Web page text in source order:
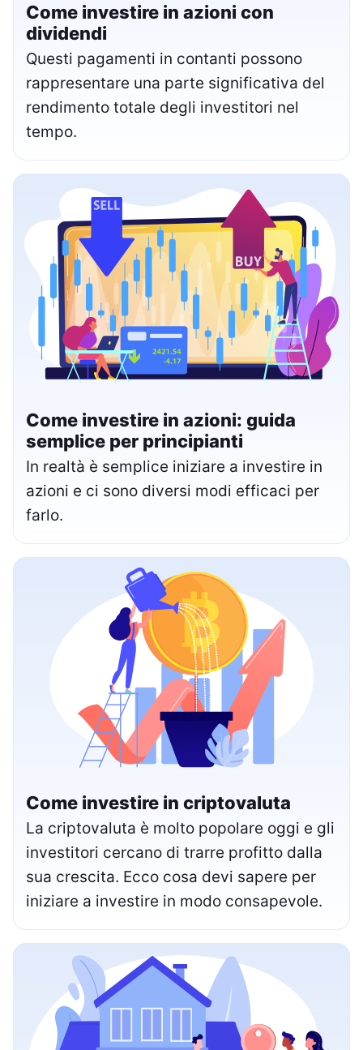
Come investire in azioni con
dividendi
Questi pagamenti in contanti possono
rappresentare una parte significativa del
rendimento totale degli investitori nel
tempo.
Come investire in azioni: guida
semplice per principianti
In realtà è semplice iniziare a investire in
azioni e ci sono diversi modi efficaci per
farlo.
Come investire in criptovaluta
La criptovaluta è molto popolare oggi e gli
investitori cercano di trarre profitto dalla
sua crescita. Ecco cosa devi sapere per
iniziare a investire in modo consapevole.